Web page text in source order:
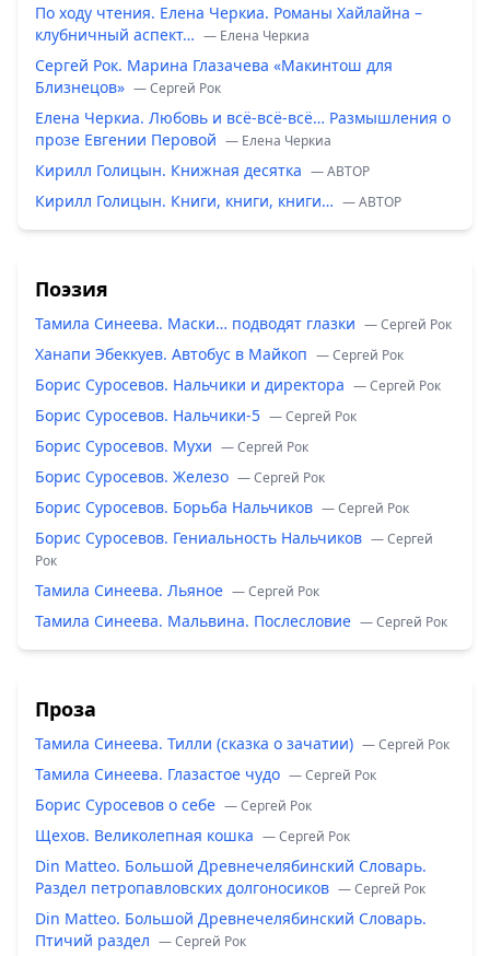
По ходу чтения. Елена Черкиа. Романы Хайлайна –
клубничный аспект… — Елена Черкиа
Сергей Рок. Марина Глазачева «Макинтош для
Близнецов» — Сергей Рок
Елена Черкиа. Любовь и всё-всё-всё… Размышления о
прозе Евгении Перовой — Елена Черкиа
Кирилл Голицын. Книжная десятка — ABTOP
Кирилл Голицын. Книги, книги, книги… — ABTOP
Поэзия
Тамила Синеева. Маски… подводят глазки — Сергей Рок
Ханапи Эбеккуев. Автобус в Майкоп — Сергей Рок
Борис Суросевов. Нальчики и директора — Сергей Рок
Борис Суросевов. Нальчики-5 — Сергей Рок
Борис Суросевов. Мухи — Сергей Рок
Борис Суросевов. Железо — Сергей Рок
Борис Суросевов. Борьба Нальчиков — Сергей Рок
Борис Суросевов. Гениальность Нальчиков — Сергей
Рок
Тамила Синеева. Льяное — Сергей Рок
Тамила Синеева. Мальвина. Послесловие — Сергей Рок
Проза
Тамила Синеева. Тилли (сказка о зачатии) — Сергей Рок
Тамила Синеева. Глазастое чудо — Сергей Рок
Борис Суросевов о себе — Сергей Рок
Щехов. Великолепная кошка — Сергей Рок
Din Matteo. Большой Древнечелябинский Словарь.
Раздел петропавловских долгоносиков — Сергей Рок
Din Matteo. Большой Древнечелябинский Словарь.
Птичий раздел — Сергей Рок